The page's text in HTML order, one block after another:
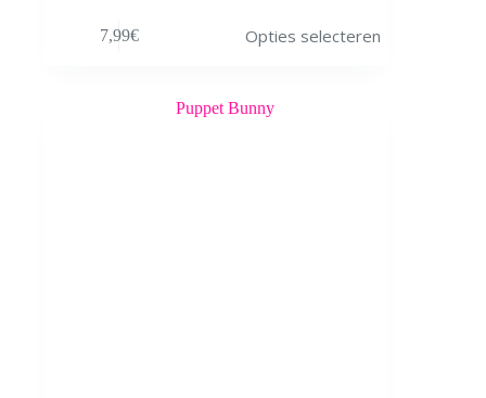
7,99€ Opties selecteren